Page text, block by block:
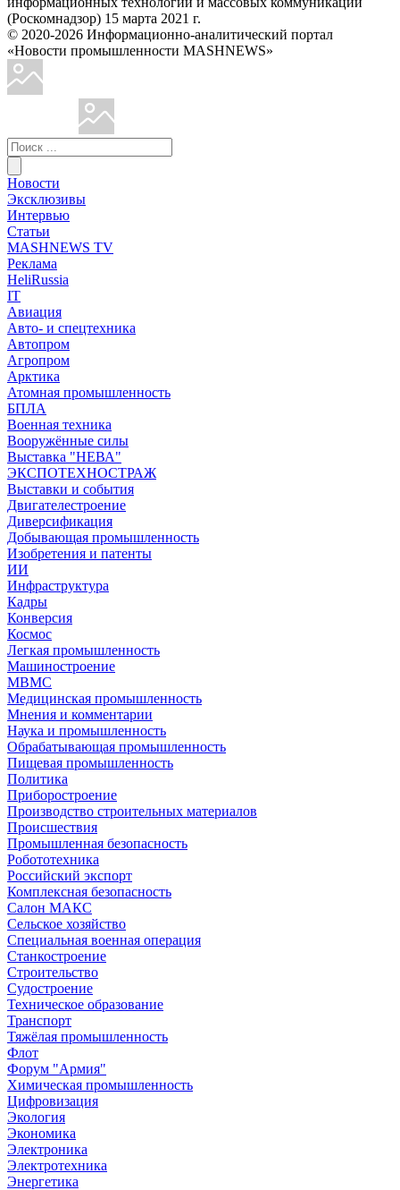
(Роскомнадзор) 15 марта 2021 г.
© 2020-2026 Информационно-аналитический портал
«Новости промышленности MASHNEWS»
Новости
Эксклюзивы
Интервью
Статьи
MASHNEWS TV
Реклама
HeliRussia
IT
Авиация
Авто- и спецтехника
Автопром
Агропром
Арктика
Атомная промышленность
БПЛА
Военная техника
Вооружённые силы
Выставка "НЕВА"
ЭКСПОТЕХНОСТРАЖ
Выставки и события
Двигателестроение
Диверсификация
Добывающая промышленность
Изобретения и патенты
ИИ
Инфраструктура
Кадры
Конверсия
Космос
Легкая промышленность
Машиностроение
МВМС
Медицинская промышленность
Мнения и комментарии
Наука и промышленность
Обрабатывающая промышленность
Пищевая промышленность
Политика
Приборостроение
Производство строительных материалов
Происшествия
Промышленная безопасность
Робототехника
Российский экспорт
Комплексная безопасность
Салон МАКС
Сельское хозяйство
Специальная военная операция
Станкостроение
Строительство
Судостроение
Техническое образование
Транспорт
Тяжёлая промышленность
Флот
Форум "Армия"
Химическая промышленность
Цифровизация
Экология
Экономика
Электроника
Электротехника
Энергетика